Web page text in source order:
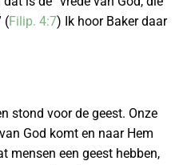
(Filip. 4:7) Ik hoor Baker daar
stond voor de geest. Onze
God komt en naar Hem
mensen een geest hebben,